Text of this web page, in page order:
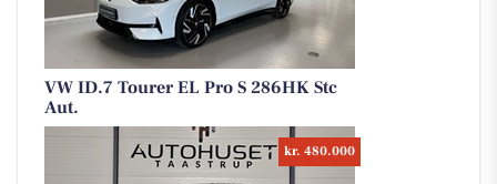
VW ID.7 Tourer EL Pro S 286HK Stc
Aut.
kr. 480.000